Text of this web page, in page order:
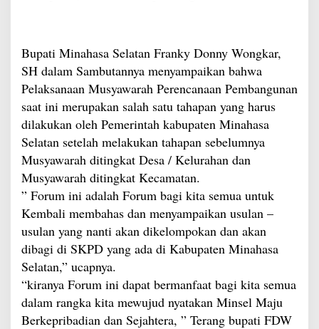
Bupati Minahasa Selatan Franky Donny Wongkar,
SH dalam Sambutannya menyampaikan bahwa
Pelaksanaan Musyawarah Perencanaan Pembangunan
saat ini merupakan salah satu tahapan yang harus
dilakukan oleh Pemerintah kabupaten Minahasa
Selatan setelah melakukan tahapan sebelumnya
Musyawarah ditingkat Desa / Kelurahan dan
Musyawarah ditingkat Kecamatan.
” Forum ini adalah Forum bagi kita semua untuk
Kembali membahas dan menyampaikan usulan –
usulan yang nanti akan dikelompokan dan akan
dibagi di SKPD yang ada di Kabupaten Minahasa
Selatan,” ucapnya.
“kiranya Forum ini dapat bermanfaat bagi kita semua
dalam rangka kita mewujud nyatakan Minsel Maju
Berkepribadian dan Sejahtera, ” Terang bupati FDW